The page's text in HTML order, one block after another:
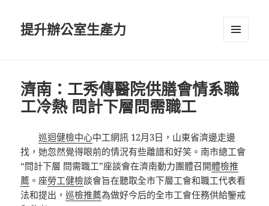
提升辦公室生產力
濟南：工秀傳醫院供膳會情系職
工冷熱 問計下層問需職工
巡迴健檢中心中工網訊 12月3日，山東省濟邊走邊
找，她忽然覺得眼前的情況有些離譜和好笑。南市總工會
“問計下層 問需職工”座談會在濟南動力團體召開體檢推
薦 。座勞工健檢談會旨在聽取全市下層工會和職工代表看
法和提出，巡檢推薦為做好今后的全市工會任務供給鑒戒